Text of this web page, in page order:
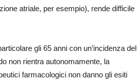
atriale, per esempio), rende difficile
gli 65 anni con un’incidenza del
non rientra autonomamente, la
farmacologici non danno gli esiti